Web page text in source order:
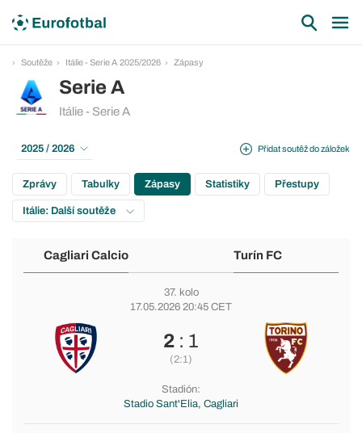
Soutěže Itálie - Serie A 2025/2026 Zápasy
Serie A
Itálie - Serie A
Přidat soutěž do záložek
2025 / 2026
Zprávy Tabulky Zápasy Statistiky Přestupy
Itálie: Další soutěže
Cagliari Calcio Turín FC
37. kolo
17.05.2026 20:45 CET
2: 1
(2:1)
Stadión:
Stadio Sant'Elia, Cagliari